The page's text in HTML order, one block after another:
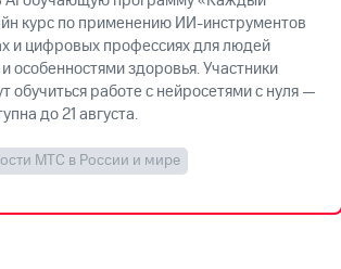
курс по применению ИИ-инструментов
и цифровых профессиях для людей
особенностями здоровья. Участники
обучиться работе с нейросетями с нуля —
до 21 августа.
МТС в России и мире